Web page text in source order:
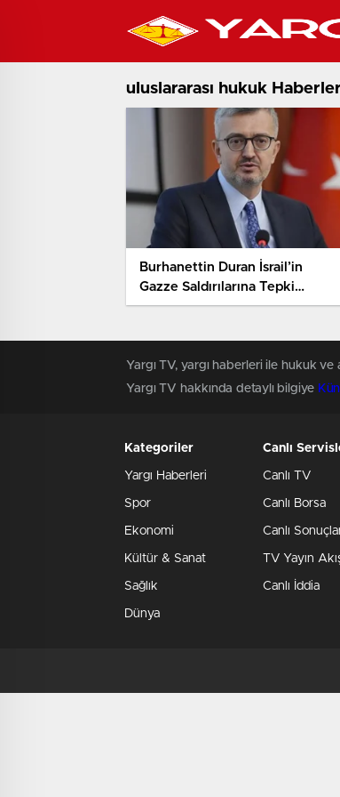
uluslararası hukuk
Burhanettin Duran İsrail’in
Gazze Saldırılarına Tepki
Gösterdi. Barış Çabalarının
Yargı TV, yargı haberleri ile hukuk
Yargı TV hakkında detaylı bilgiye
Kategoriler
Yargı Haberleri
Spor
Ekonomi
Kültür & Sanat
Sağlık
Dünya
Canlı
Canlı TV
Canlı Borsa
Canlı
TV Yayın
Canlı İddia